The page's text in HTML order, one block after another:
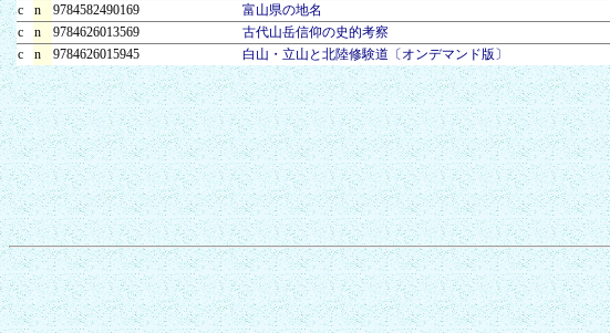
c
n 9784582490169 富山県の地名
c
n 9784626013569 古代山岳信仰の史的考察
c
n 9784626015945 白山・立山と北陸修験道〔オンデマンド版〕